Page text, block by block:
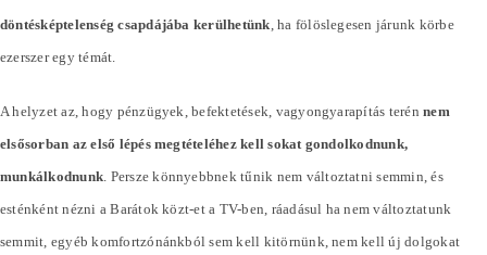
döntésképtelenség csapdájába kerülhetünk , ha fölöslegesen járunk körbe
ezerszer egy témát.
A helyzet az, hogy pénzügyek, befektetések, vagyongyarapítás terénnem
elsősorban az első lépés megtételéhez kell sokat gondolkodnunk,
munkálkodnunk . Persze könnyebbnek tűnik nem változtatni semmin, és
esténként nézni a Barátok közt-et a TV-ben, ráadásul ha nem változtatunk
semmit, egyéb komfortzónánkból sem kell kitörnünk, nem kell új dolgokat